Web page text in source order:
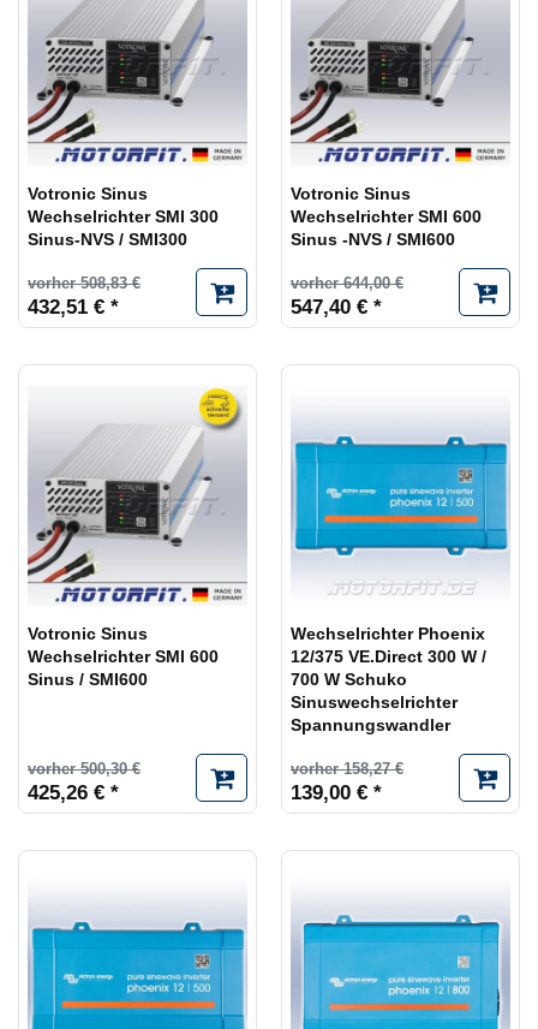
Votronic Sinus
Wechselrichter SMI 300
Sinus-NVS / SMI300
vorher 508,83 €
432,51 € *
Votronic Sinus
Wechselrichter SMI 600
Sinus -NVS / SMI600
vorher 644,00 €
547,40 € *
Votronic Sinus
Wechselrichter SMI 600
Sinus / SMI600
vorher 500,30 €
425,26 € *
Wechselrichter Phoenix
12/375 VE.Direct 300 W /
700 W Schuko
Sinuswechselrichter
Spannungswandler
vorher 158,27 €
139,00 € *